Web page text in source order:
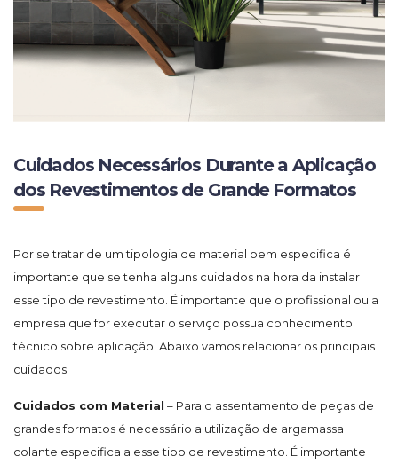
Cuidados Necessários Durante a Aplicação
dos Revestimentos de Grande Formatos
Por se tratar de um tipologia de material bem especifica é
importante que se tenha alguns cuidados na hora da instalar
esse tipo de revestimento. É importante que o profissional ou a
empresa que for executar o serviço possua conhecimento
técnico sobre aplicação. Abaixo vamos relacionar os principais
cuidados.
Cuidados com Material – Para o assentamento de peças de
grandes formatos é necessário a utilização de argamassa
colante especifica a esse tipo de revestimento. É importante